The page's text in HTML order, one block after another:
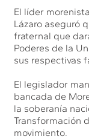
El líder
Lázaro aseguró
fraternal que
Poderes de la
sus respectivas
El legislador
bancada de
la soberanía
Transformación
movimiento.